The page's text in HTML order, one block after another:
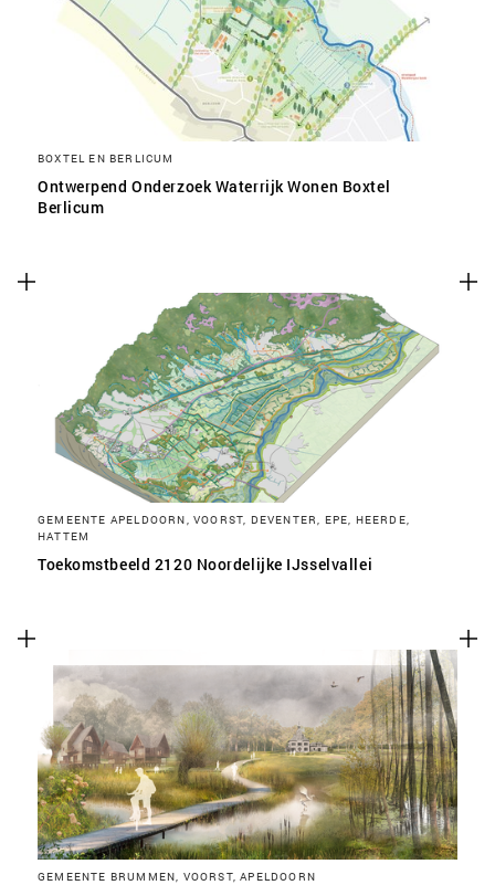
BOXTEL EN BERLICUM
Ontwerpend Onderzoek Waterrijk Wonen Boxtel
Berlicum
GEMEENTE APELDOORN, VOORST, DEVENTER, EPE, HEERDE,
HATTEM
Toekomstbeeld 2120 Noordelijke IJsselvallei
GEMEENTE BRUMMEN, VOORST, APELDOORN